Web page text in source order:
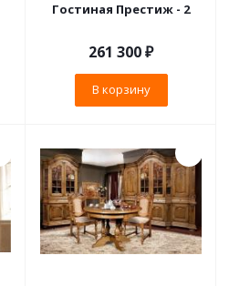
Гостиная Престиж - 2
261 300₽
В корзину